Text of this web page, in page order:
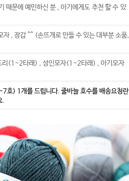
때문에 예민하신 분 , 아기에게도 추천 할 수 있
, 장갑 ^^ (손뜨개로 만들 수 있는 대부분 소품,
(1~2타래) , 성인모자(1~2타래) , 아기모자
호) 1개를 드립니다. 줄바늘 호수를 배송요청란
.